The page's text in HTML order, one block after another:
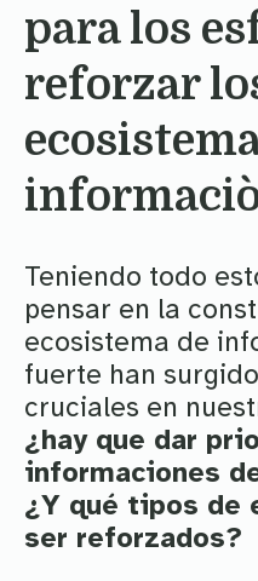
para los
reforzar
Teniendo todo
pensar en la
ecosistema de
fuerte han
cruciales en
¿hay que dar
informaciones
¿Y qué tipos de
ser reforzados?